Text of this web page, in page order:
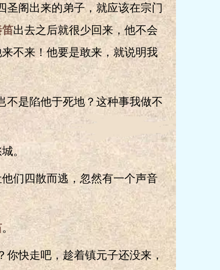
阁出来的弟子，就应该在宗门
出去之后就很少回来，他不会
不来！他要是敢来，就说明我
是陷他于死地？这种事我做不
。
四散而逃，忽然有一个声音
。
快走吧，趁着镇元子还没来，